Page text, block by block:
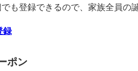
も登録できるので、家族全員の
録
ポン